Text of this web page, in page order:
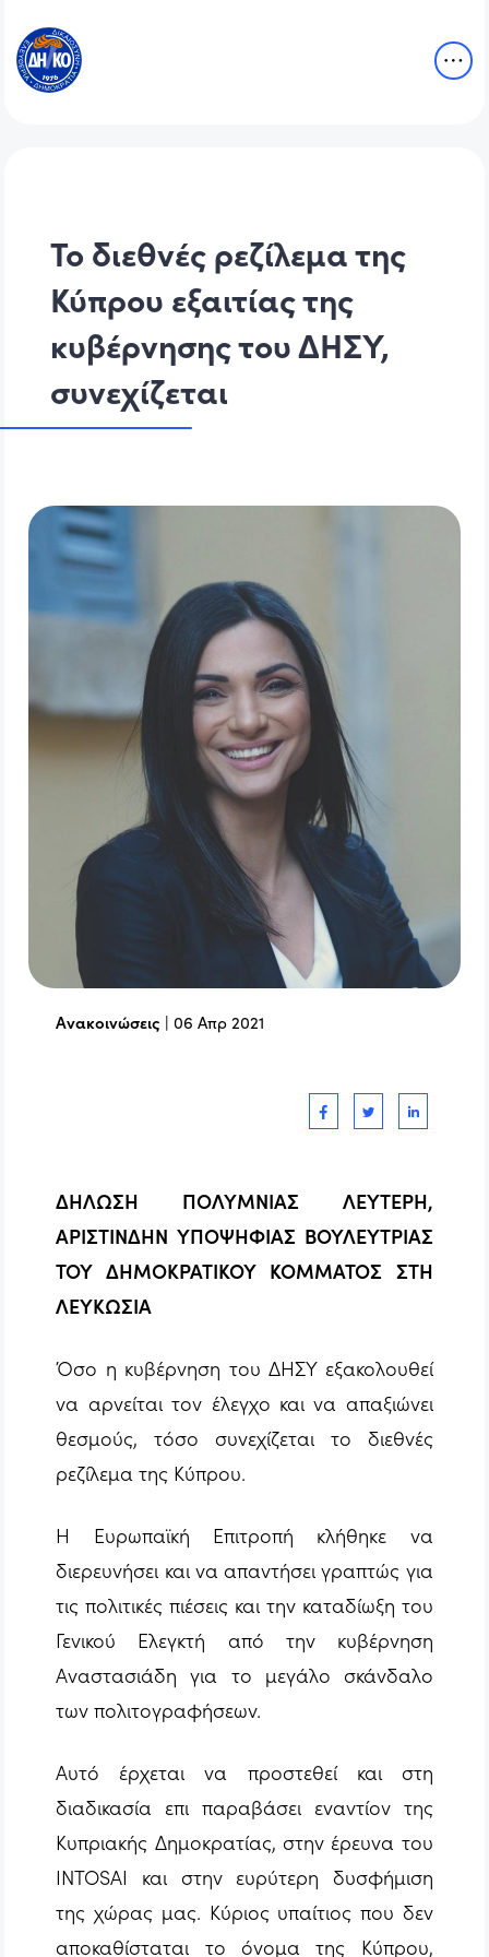
Το διεθνές ρεζίλεμα της
Κύπρου εξαιτίας της
κυβέρνησης του ΔΗΣΥ,
συνεχίζεται
Ανακοινώσεις |06 Απρ 2021
ΔΗΛΩΣΗ ΠΟΛΥΜΝΙΑΣ ΛΕΥΤΕΡΗ,
ΑΡΙΣΤΙΝΔΗΝ ΥΠΟΨΗΦΙΑΣ ΒΟΥΛΕΥΤΡΙΑΣ
ΤΟΥ ΔΗΜΟΚΡΑΤΙΚΟΥ ΚΟΜΜΑΤΟΣ ΣΤΗ
ΛΕΥΚΩΣΙΑ
Όσο η κυβέρνηση του ΔΗΣΥ εξακολουθεί
να αρνείται τον έλεγχο και να απαξιώνει
θεσμούς, τόσο συνεχίζεται το διεθνές
ρεζίλεμα της Κύπρου.
Η Ευρωπαϊκή Επιτροπή κλήθηκε να
διερευνήσει και να απαντήσει γραπτώς για
τις πολιτικές πιέσεις και την καταδίωξη του
Γενικού Ελεγκτή από την κυβέρνηση
Αναστασιάδη για το μεγάλο σκάνδαλο
των πολιτογραφήσεων.
Αυτό έρχεται να προστεθεί και στη
διαδικασία επι παραβάσει εναντίον της
Κυπριακής Δημοκρατίας, στην έρευνα του
INTOSAI και στην ευρύτερη δυσφήμιση
της χώρας μας. Κύριος υπαίτιος που δεν
αποκαθίσταται το όνομα της Κύπρου,